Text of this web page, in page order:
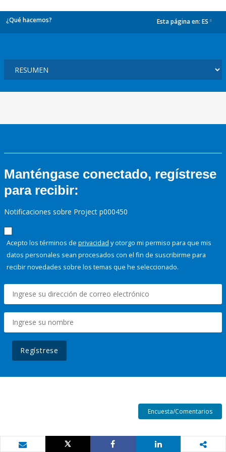
¿Qué hacemos? Esta página en: ES
Manténgase conectado, regístrese
para recibir:
Notificaciones sobre Project p000450
Acepto los términos de privacidad y otorgo mi permiso para que mis
datos personales sean procesados con el fin de suscribirme para
recibir novedades sobre los temas que he seleccionado.
Regístrese
Encuesta/Comentarios